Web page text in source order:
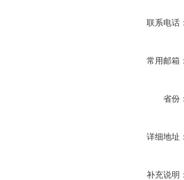
联系电话
常用邮箱
省份
详细地址
补充说明